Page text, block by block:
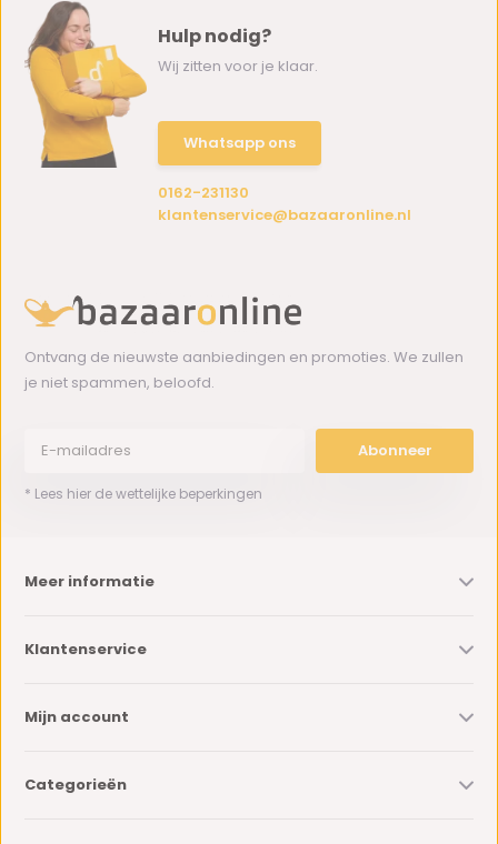
Hulp nodig?
Wij zitten voor je klaar.
Whatsapp ons
0162-231130
klantenservice@bazaaronline.nl
Ontvang de nieuwste aanbiedingen en promoties. We zullen
je niet spammen, beloofd.
Abonneer
* Lees hier de wettelijke beperkingen
Meer informatie
Klantenservice
Mijn account
Categorieën